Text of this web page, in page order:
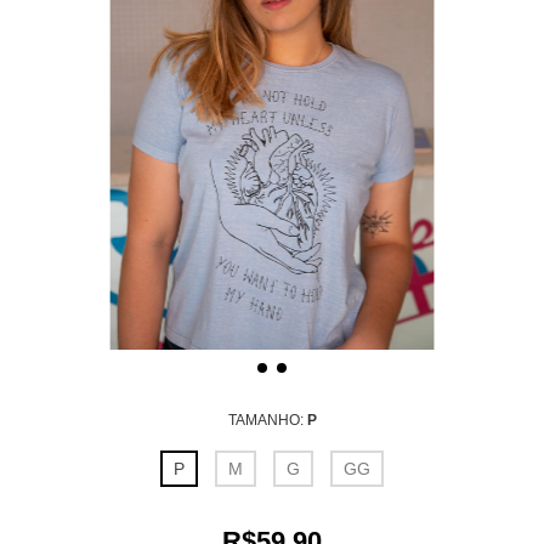
TAMANHO: P
P M G GG